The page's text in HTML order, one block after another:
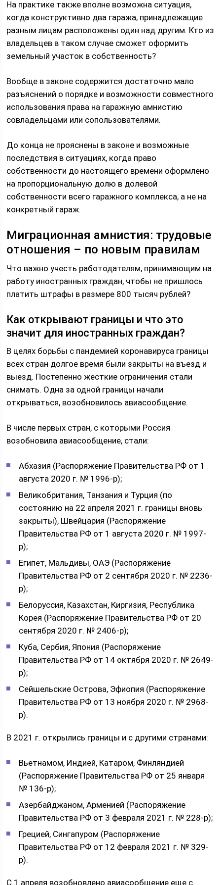
На практике также вполне возможна ситуация,
когда конструктивно два гаража, принадлежащие
разным лицам расположены один над другим. Кто из
владельцев в таком случае сможет оформить
земельный участок в собственность?
Вообще в законе содержится достаточно мало
разъяснений о порядке и возможности совместного
использования права на гаражную амнистию
совладельцами или сопользователями.
До конца не прояснены в законе и возможные
последствия в ситуациях, когда право
собственности до настоящего времени оформлено
на пропорциональную долю в долевой
собственности всего гаражного комплекса, а не на
конкретный гараж.
Миграционная амнистия: трудовые
отношения – по новым правилам
Что важно учесть работодателям, принимающим на
работу иностранных граждан, чтобы не пришлось
платить штрафы в размере 800 тысяч рублей?
Как открывают границы и что это
значит для иностранных граждан?
В целях борьбы с пандемией коронавируса границы
всех стран долгое время были закрыты на въезд и
выезд. Постепенно жесткие ограничения стали
снимать. Одна за одной границы начали
открываться, возобновилось авиасообщение.
В числе первых стран, с которыми Россия
возобновила авиасообщение, стали:
Абхазия (Распоряжение Правительства РФ от 1
августа 2020 г. № 1996-р);
Великобритания, Танзания и Турция (по
состоянию на 22 апреля 2021 г. границы вновь
закрыты), Швейцария (Распоряжение
Правительства РФ от 1 августа 2020 г. № 1997-
р);
Египет, Мальдивы, ОАЭ (Распоряжение
Правительства РФ от 2 сентября 2020 г. № 2236-
р);
Белоруссия, Казахстан, Киргизия, Республика
Корея (Распоряжение Правительства РФ от 20
сентября 2020 г. № 2406-р);
Куба, Сербия, Япония (Распоряжение
Правительства РФ от 14 октября 2020 г. № 2649-
р);
Сейшельские Острова, Эфиопия (Распоряжение
Правительства РФ от 13 ноября 2020 г. № 2968-
р).
В 2021 г. открылись границы и с другими странами:
Вьетнамом, Индией, Катаром, Финляндией
(Распоряжение Правительства РФ от 25 января
№ 136-р);
Азербайджаном, Арменией (Распоряжение
Правительства РФ от 3 февраля 2021 г. № 228-р);
Грецией, Сингапуром (Распоряжение
Правительства РФ от 12 февраля 2021 г. № 329-
р).
С 1 апреля возобновлено авиасообщение еще с